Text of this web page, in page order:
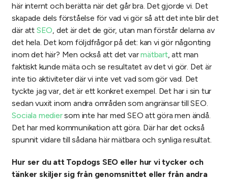
här internt och berätta när det går bra. Det gjorde vi. Det
skapade dels förståelse för vad vi gör så att det inte blir det
där att SEO, det är det de gör, utan man förstår delarna av
det hela. Det kom följdfrågor på det: kan vi gör någonting
inom det här? Men också att det varmätbart, att man
faktiskt kunde mäta och se resultatet av det vi gör. Det är
inte tio aktiviteter där vi inte vet vad som gör vad. Det
tyckte jag var, det är ett konkret exempel. Det har i sin tur
sedan vuxit inom andra områden som angränsar till SEO.
Sociala mediersom inte har med SEO att göra men ändå.
Det har med kommunikation att göra. Där har det också
spunnit vidare till sådana här mätbara och synliga resultat.
Hur ser du att Topdogs SEO eller hur vi tycker och
tänker skiljer sig från genomsnittet eller från andra